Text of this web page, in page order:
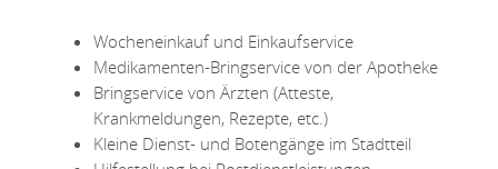
Wocheneinkauf und Einkaufservice
Medikamenten-Bringservice von der Apotheke
Bringservice von Ärzten (Atteste,
Krankmeldungen, Rezepte, etc.)
Kleine Dienst- und Botengänge im Stadtteil